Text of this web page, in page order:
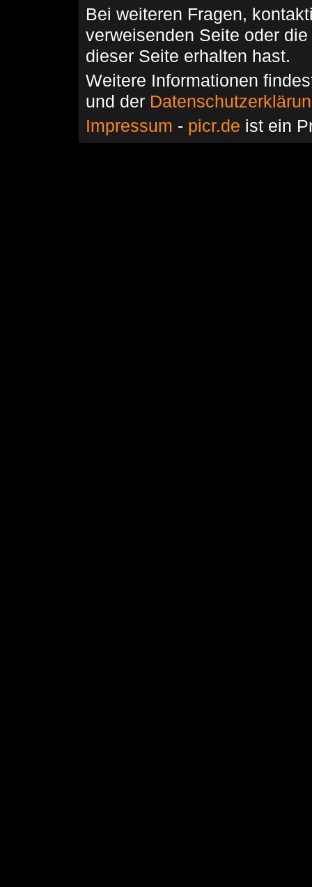
Bei weiteren Fragen,
verweisenden Seite oder
dieser Seite erhalten hast.
Weitere Informationen
und der
Impressum - picr.de ist ein